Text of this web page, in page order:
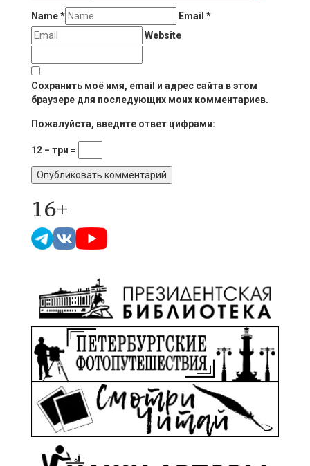
Name* Email *
Website
Сохранить моё имя, email и адрес сайта в этом
браузере для последующих моих комментариев.
Пожалуйста, введите ответ цифрами:
12 − три =
16+